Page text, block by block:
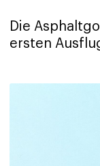
Die
ersten